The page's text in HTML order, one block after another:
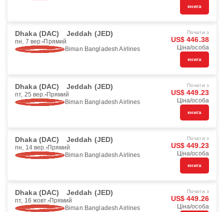
книга
Dhaka (DAC) Jeddah (JED)
пн, 7 вер. Прямий
Biman Bangladesh Airlines
Почати з
US$ 446.38
Ціна/особа
книга
Dhaka (DAC) Jeddah (JED)
пт, 25 вер. Прямий
Biman Bangladesh Airlines
Почати з
US$ 449.23
Ціна/особа
книга
Dhaka (DAC) Jeddah (JED)
пн, 14 вер. Прямий
Biman Bangladesh Airlines
Почати з
US$ 449.23
Ціна/особа
книга
Dhaka (DAC) Jeddah (JED)
пт, 16 жовт. Прямий
Biman Bangladesh Airlines
Почати з
US$ 449.26
Ціна/особа